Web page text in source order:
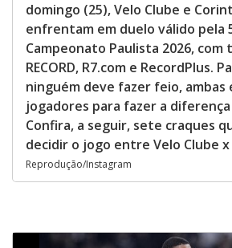
domingo (25), Velo Clube e
enfrentam em duelo válido pela
Campeonato Paulista 2026, com
RECORD, R7.com e RecordPlus.
ninguém deve fazer feio, ambas
jogadores para fazer a diferença
Confira, a seguir, sete craques
decidir o jogo entre Velo Clube
Reprodução/Instagram